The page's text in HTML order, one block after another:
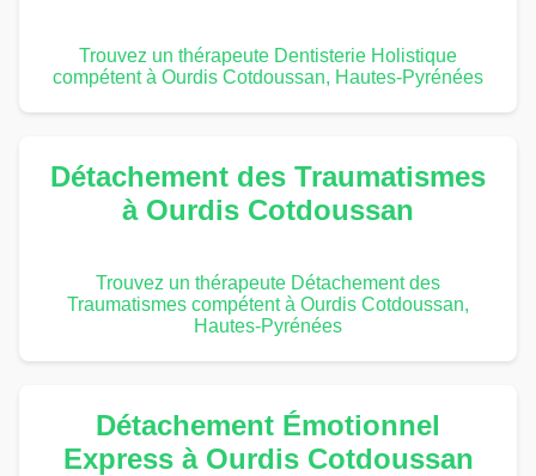
Trouvez un thérapeute Dentisterie Holistique
compétent à Ourdis Cotdoussan, Hautes-Pyrénées
Détachement des Traumatismes
à Ourdis Cotdoussan
Trouvez un thérapeute Détachement des
Traumatismes compétent à Ourdis Cotdoussan,
Hautes-Pyrénées
Détachement Émotionnel
Express à Ourdis Cotdoussan